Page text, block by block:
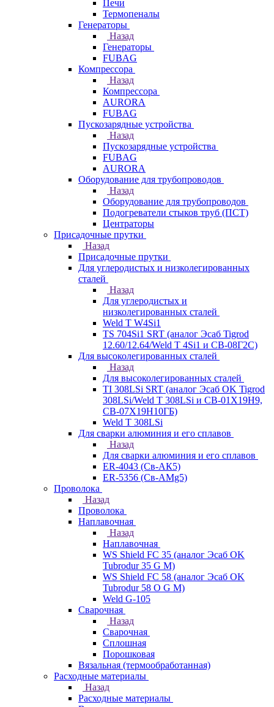
Печи
Термопеналы
Генераторы
Назад
Генераторы
FUBAG
Компрессора
Назад
Компрессора
AURORA
FUBAG
Пускозарядные устройства
Назад
Пускозарядные устройства
FUBAG
AURORA
Оборудование для трубопроводов
Назад
Оборудование для трубопроводов
Подогреватели стыков труб (ПСТ)
Центраторы
Присадочные прутки
Назад
Присадочные прутки
Для углеродистых и низколегированных
сталей
Назад
Для углеродистых и
низколегированных сталей
Weld T W4Si1
TS 704Si1 SRT (аналог Эсаб Tigrod
12.60/12.64/Weld T 4Si1 и СВ-08Г2С)
Для высоколегированных сталей
Назад
Для высоколегированных сталей
TI 308LSi SRT (аналог Эсаб OK Tigrod
308LSi/Weld T 308LSi и СВ-01Х19Н9,
СВ-07Х19Н10ГБ)
Weld T 308LSi
Для сварки алюминия и его сплавов
Назад
Для сварки алюминия и его сплавов
ER-4043 (Св-АК5)
ER-5356 (Св-АМg5)
Проволока
Назад
Проволока
Наплавочная
Назад
Наплавочная
WS Shield FC 35 (аналог Эсаб OK
Tubrodur 35 G M)
WS Shield FC 58 (аналог Эсаб OK
Tubrodur 58 O G M)
Weld G-105
Сварочная
Назад
Сварочная
Сплошная
Порошковая
Вязальная (термообработанная)
Расходные материалы
Назад
Расходные материалы